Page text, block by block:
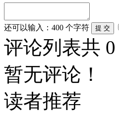
还可以输入： 400 个字符
评论列表共 0
暂无评论！
读者推荐